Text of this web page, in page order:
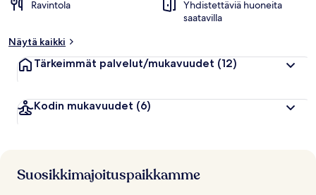
Ravintola
Yhdistettäviä huoneita
saatavilla
Näytä kaikki
Tärkeimmät palvelut/mukavuudet (12)
Kodin mukavuudet (6)
Suosikkimajoituspaikkamme